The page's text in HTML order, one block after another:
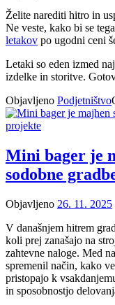
Želite narediti hitro in
Ne veste, kako bi se
letakov po ugodni ceni
Letaki so eden izmed
izdelke in storitve.
Objavljeno Podjetništvo
Mini bager je
sodobne
Objavljeno 26. 11. 2025
V današnjem hitrem
koli prej zanašajo na
zahtevne naloge. Med
spremenil način, kako
pristopajo k
in sposobnostjo